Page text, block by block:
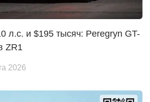
л.с. и $195 тысяч: Peregryn GT-
ZR1
2026